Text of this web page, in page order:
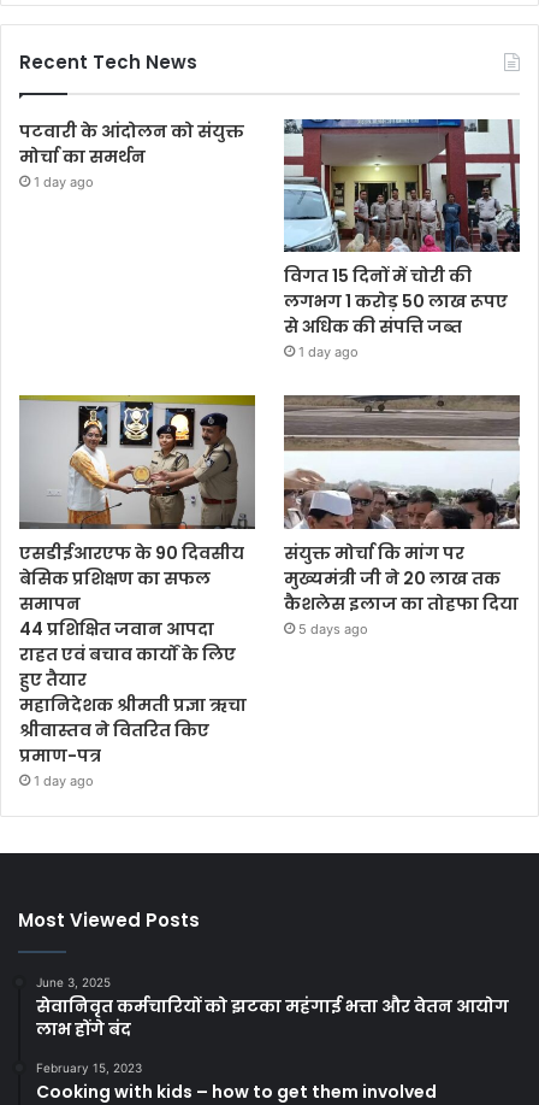
Recent Tech News
पटवारी के आंदोलन को संयुक्त
मोर्चा का समर्थन
1 day ago
विगत 15 दिनों में चोरी की
लगभग 1 करोड़ 50 लाख रूपए
से अधिक की संपत्ति जब्‍त
1 day ago
एसडीईआरएफ के 90 दिवसीय
बेसिक प्रशिक्षण का सफल
समापन
44 प्रशिक्षित जवान आपदा
राहत एवं बचाव कार्यों के लिए
हुए तैयार
महानिदेशक श्रीमती प्रज्ञा ऋचा
श्रीवास्तव ने वितरित किए
प्रमाण-पत्र
1 day ago
संयुक्त मोर्चा कि मांग पर
मुख्यमंत्री जी ने 20 लाख तक
कैशलेस इलाज का तोहफा दिया
5 days ago
Most Viewed Posts
June 3, 2025
सेवानिवृत कर्मचारियों को झटका महंगाई भत्ता और वेतन आयोग
लाभ होंगे बंद
February 15, 2023
Cooking with kids – how to get them involved